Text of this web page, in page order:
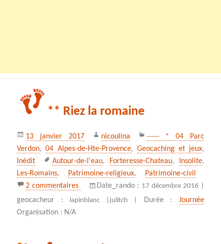
** Riez la romaine
Publié
le
13 janvier 2017 Auteur
nicoulina Catégories
----- * 04 Parc
Verdon,04 Alpes-de-Hte-Provence, Geocaching et jeux,
Inédit
Mots-
clés
Autour-de-l'eau, Forteresse-Chateau, Insolite,
Les‑Romains, Patrimoine-religieux,
Patrimoine‑civil
2 commentaires
sur ** Riez la romaine
Date_rando : 17 décembre 2016 |
geocacheur : lapinblanc | julitch | Durée : Journée
Organisation : N/A